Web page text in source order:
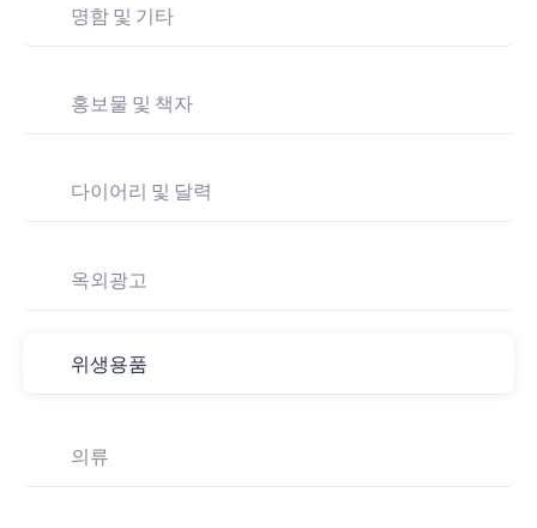
명함 및 기타
홍보물 및 책자
다이어리 및 달력
옥외광고
위생용품
의류